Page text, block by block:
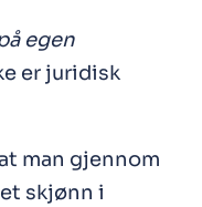
egen
er juridisk
man gjennom
skjønn i